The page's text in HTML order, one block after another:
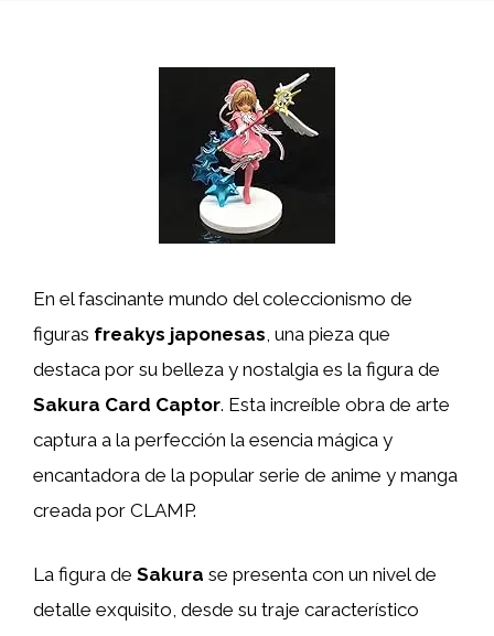
En el fascinante mundo del coleccionismo de
figuras freakys japonesas, una pieza que
destaca por su belleza y nostalgia es la figura de
Sakura Card Captor. Esta increíble obra de arte
captura a la perfección la esencia mágica y
encantadora de la popular serie de anime y manga
creada por CLAMP.
La figura de Sakura se presenta con un nivel de
detalle exquisito, desde su traje característico